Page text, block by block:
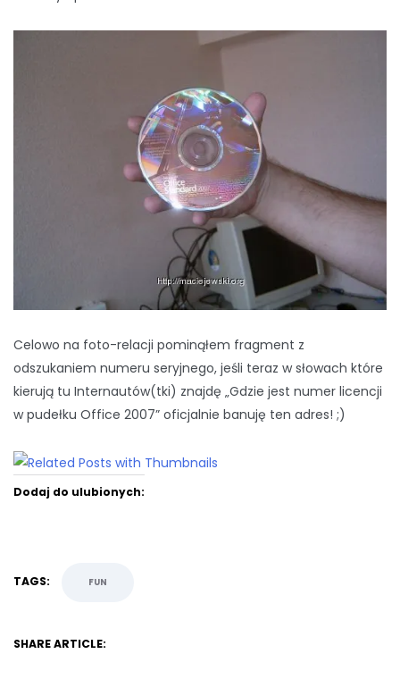
Celowo na foto-relacji pominąłem fragment z
odszukaniem numeru seryjnego, jeśli teraz w słowach które
kierują tu Internautów(tki) znajdę „Gdzie jest numer licencji
w pudełku Office 2007” oficjalnie banuję ten adres! ;)
Dodaj do ulubionych:
TAGS: FUN
SHARE ARTICLE: